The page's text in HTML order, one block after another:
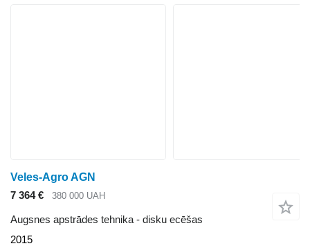
Veles-Agro AGN
7 364 €
380 000 UAH
Augsnes apstrādes tehnika - disku ecēšas
2015